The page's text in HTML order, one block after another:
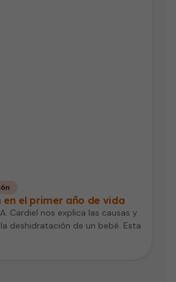
en el primer año de vida
Cardiel nos explica las causas y
deshidratación de un bebé. Esta